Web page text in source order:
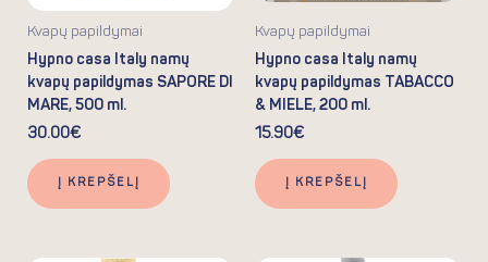
Kvapų papildymai
Hypno casa Italy namų
kvapų papildymas SAPORE DI
MARE, 500 ml.
30.00€
Į KREPŠELĮ
Kvapų papildymai
Hypno casa Italy namų
kvapų papildymas TABACCO
& MIELE, 200 ml.
15.90€
Į KREPŠELĮ